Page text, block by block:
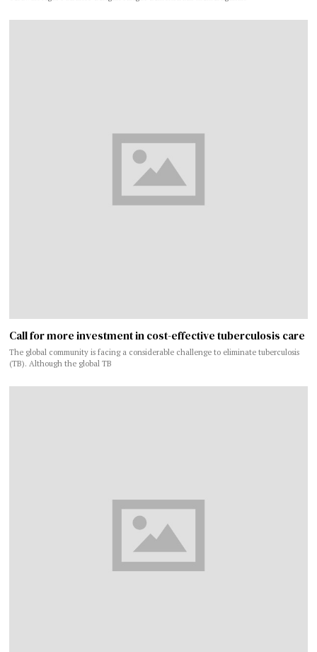
Call for more investment in cost-effective tuberculosis care
The global community is facing a considerable challenge to eliminate tuberculosis
(TB). Although the global TB